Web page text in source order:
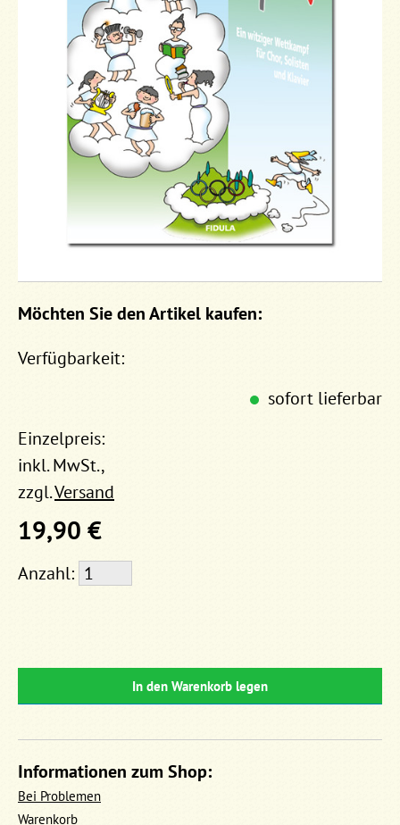
Möchten Sie den Artikel kaufen:
Verfügbarkeit:
sofort lieferbar
Einzelpreis:
inkl. MwSt.,
zzgl.Versand
19,90 €
Anzahl:
In den Warenkorb legen
Informationen zum Shop:
Bei Problemen
Warenkorb